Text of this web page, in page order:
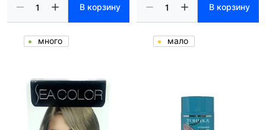
В корзину
много
В корзину
мало